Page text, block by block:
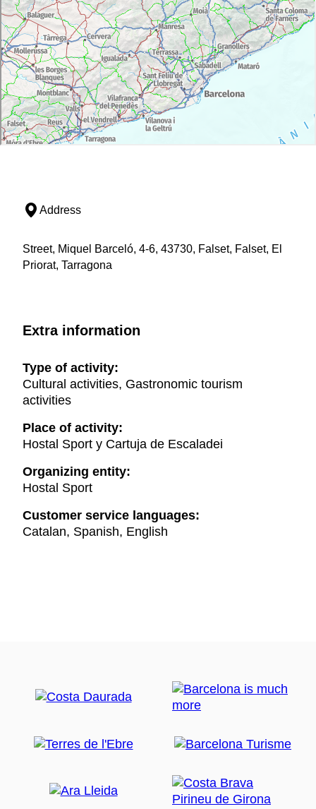
Address
Street, Miquel Barceló, 4-6, 43730, Falset, Falset, El
Priorat, Tarragona
Extra information
Type of activity:
Cultural activities, Gastronomic tourism
activities
Place of activity:
Hostal Sport y Cartuja de Escaladei
Organizing entity:
Hostal Sport
Customer service languages:
Catalan, Spanish, English